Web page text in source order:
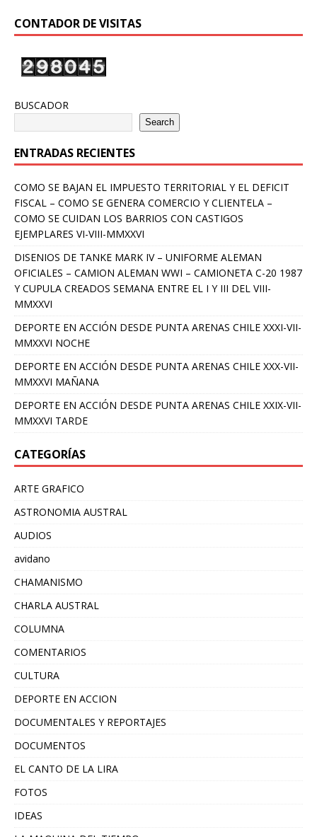
CONTADOR DE VISITAS
BUSCADOR
Search
ENTRADAS RECIENTES
COMO SE BAJAN EL IMPUESTO TERRITORIAL Y EL DEFICIT
FISCAL – COMO SE GENERA COMERCIO Y CLIENTELA –
COMO SE CUIDAN LOS BARRIOS CON CASTIGOS
EJEMPLARES VI-VIII-MMXXVI
DISENIOS DE TANKE MARK IV – UNIFORME ALEMAN
OFICIALES – CAMION ALEMAN WWI – CAMIONETA C-20 1987
Y CUPULA CREADOS SEMANA ENTRE EL I Y III DEL VIII-
MMXXVI
DEPORTE EN ACCIÓN DESDE PUNTA ARENAS CHILE XXXI-VII-
MMXXVI NOCHE
DEPORTE EN ACCIÓN DESDE PUNTA ARENAS CHILE XXX-VII-
MMXXVI MAÑANA
DEPORTE EN ACCIÓN DESDE PUNTA ARENAS CHILE XXIX-VII-
MMXXVI TARDE
CATEGORÍAS
ARTE GRAFICO
ASTRONOMIA AUSTRAL
AUDIOS
avidano
CHAMANISMO
CHARLA AUSTRAL
COLUMNA
COMENTARIOS
CULTURA
DEPORTE EN ACCION
DOCUMENTALES Y REPORTAJES
DOCUMENTOS
EL CANTO DE LA LIRA
FOTOS
IDEAS